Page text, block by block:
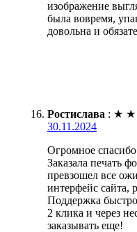
изображение
была вовремя,
довольна и
Ростислава : ★ ★
30.11.2024
Огромное
Заказала печать
превзошел все
интерфейс сайта,
Поддержка
2 клика и через
заказывать еще!